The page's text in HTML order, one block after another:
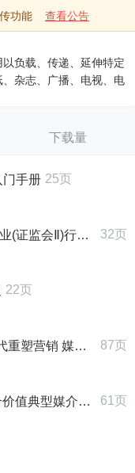
功能 查看公告
负载、传递、延伸特定
杂志、广播、电视、电
下载量
门手册 25页
利丶发展丶现金流能力均值 32页
22页
营销 媒介篇 87页
介价值分析报告 61页